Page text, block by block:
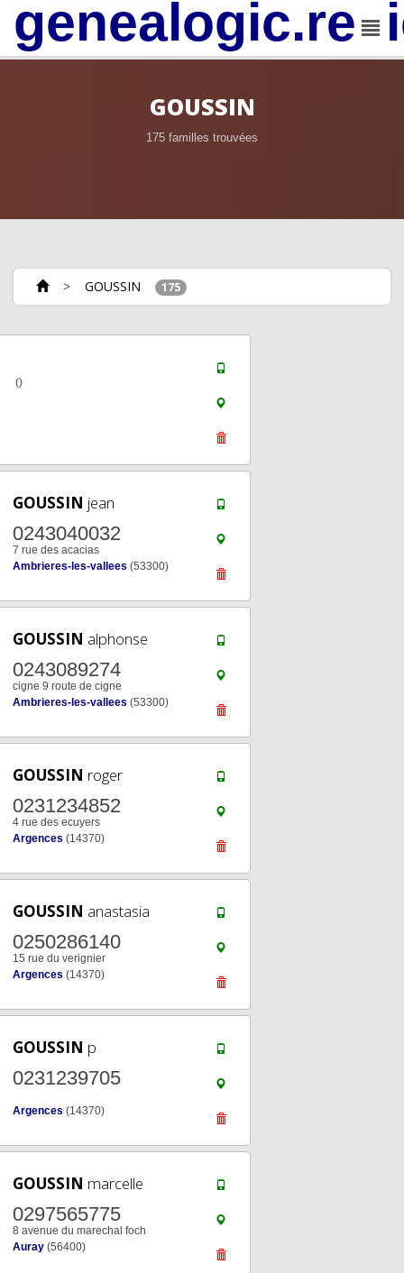
GOUSSIN
175 familles trouvées
> GOUSSIN 175
()
GOUSSIN jean
0243040032
7 rue des acacias
Ambrieres-les-vallees (53300)
GOUSSIN alphonse
0243089274
cigne 9 route de cigne
Ambrieres-les-vallees (53300)
GOUSSIN roger
0231234852
4 rue des ecuyers
Argences (14370)
GOUSSIN anastasia
0250286140
15 rue du verignier
Argences (14370)
GOUSSIN p
0231239705
Argences (14370)
GOUSSIN marcelle
0297565775
8 avenue du marechal foch
Auray (56400)